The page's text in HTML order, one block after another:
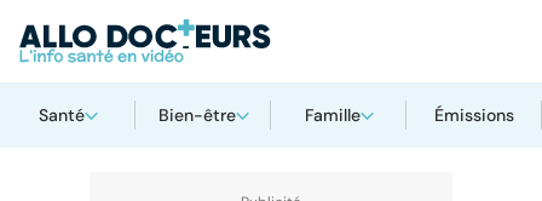
Santé Bien-être Famille Émissions